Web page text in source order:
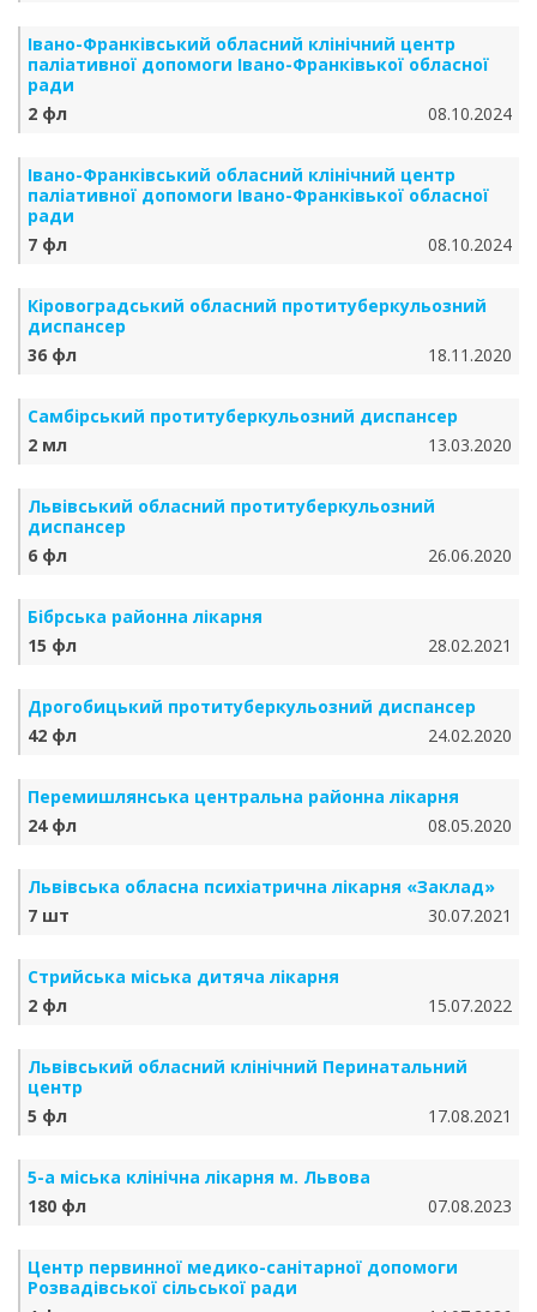
Івано-Франківський обласний клінічний центр
паліативної допомоги Івано-Франківької обласної
ради
2 фл
08.10.2024
Івано-Франківський обласний клінічний центр
паліативної допомоги Івано-Франківької обласної
ради
7 фл
08.10.2024
Кіровоградський обласний протитуберкульозний
диспансер
36 фл
18.11.2020
Самбірський протитуберкульозний диспансер
2 мл
13.03.2020
Львівський обласний протитуберкульозний
диспансер
6 фл
26.06.2020
Бібрська районна лікарня
15 фл
28.02.2021
Дрогобицький протитуберкульозний диспансер
42 фл
24.02.2020
Перемишлянська центральна районна лікарня
24 фл
08.05.2020
Львівська обласна психіатрична лікарня «Заклад»
7 шт
30.07.2021
Стрийська міська дитяча лікарня
2 фл
15.07.2022
Львівський обласний клінічний Перинатальний
центр
5 фл
17.08.2021
5-а міська клінічна лікарня м. Львова
180 фл
07.08.2023
Центр первинної медико-санітарної допомоги
Розвадівської сільської ради